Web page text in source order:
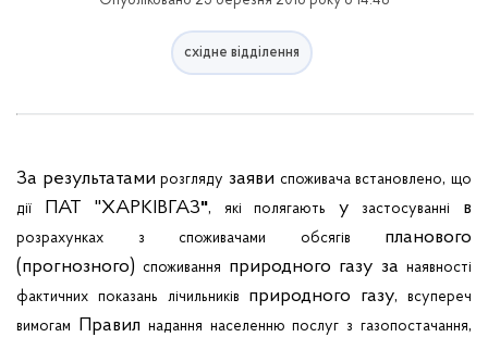
східне відділення
За результатамирозгляду заяви споживача встановлено,що
дії
ПАТ "ХАРКІВГАЗ", які полягають у застосуванні в
розрахунках з споживачами обсягів
планового
(прогнозного) споживання природного газу за наявності
фактичних показань лічильників природного газу,всупереч
вимогам Правил надання населенню послуг з газопостачання,